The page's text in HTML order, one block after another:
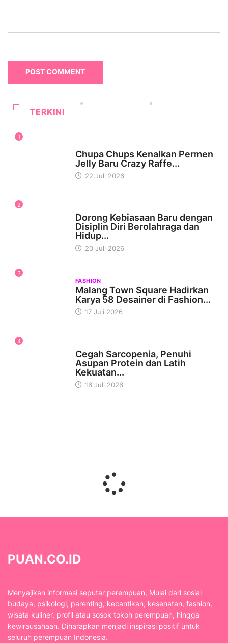
TERKINI
1
Chupa Chups Kenalkan Permen
Jelly Baru Crazy Raffe...
22 Juli 2026
2
Dorong Kebiasaan Baru dengan
Disiplin Diri Berolahraga dan
Hidup...
20 Juli 2026
3
FASHION
Malang Town Square Hadirkan
Karya 58 Desainer di Fashion...
17 Juli 2026
4
Cegah Sarcopenia, Penuhi
Asupan Protein dan Latih
Kekuatan...
16 Juli 2026
PUAN.CO.ID
Menyajikan informasi seputar perempuan, Mulai dari sosial
budaya, psikologi, parenting, kecantikan, kesehatan, fashion,
wisata kuliner, profil atau sosok tokoh perempuan, hingga
kewirausahaan. Diharapkan menjadi inspirasi positif untuk
seluruh perempuan Indonesia.